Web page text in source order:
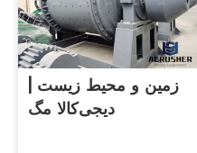
زمین و محیط زیست |
دیجی‌کالا مگ